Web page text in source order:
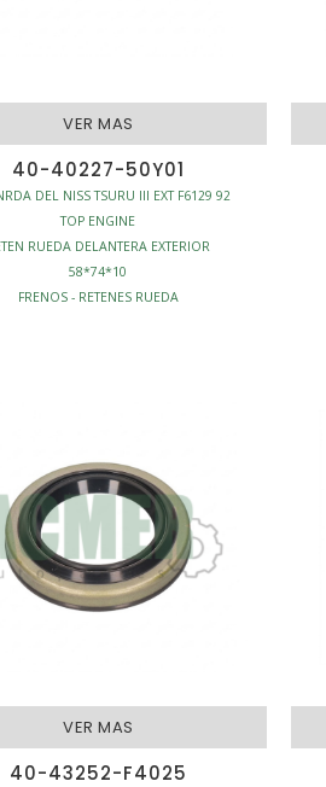
VER MAS
40-40227-50Y01
DEL NISS TSURU III EXT F6129 92
TOP ENGINE
RUEDA DELANTERA EXTERIOR
58*74*10
FRENOS - RETENES RUEDA
VER MAS
40-43252-F4025